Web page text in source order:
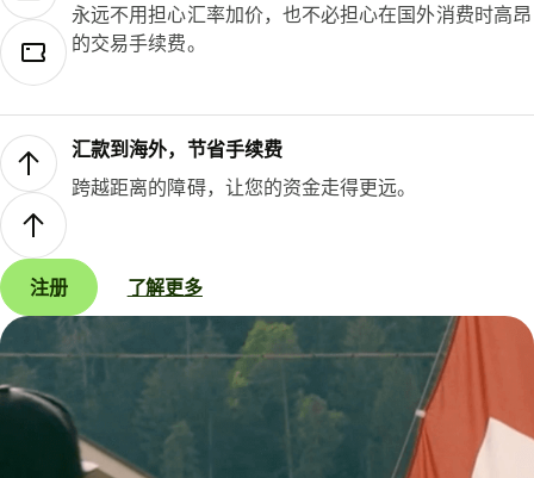
永远不用担心汇率加价，也不必担心在国外消费时高昂
的交易手续费。
汇款到海外，节省手续费
跨越距离的障碍，让您的资金走得更远。
注册 了解更多